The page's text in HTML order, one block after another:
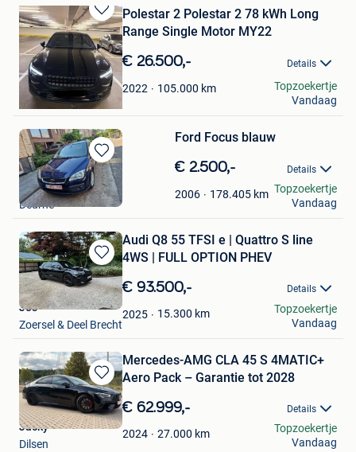
Bewaren
in
Mijn
Favorieten
Polestar 2 Polestar 2 78 kWh Long
Range Single Motor MY22
€ 26.500,- Details
2022 105.000 km
Loïk Eyers
Brussel
Topzoekertje
Vandaag
Bewaren
in
Mijn
Favorieten
Ford Focus blauw
€ 2.500,- Details
2006 178.405 km
eka
Deurne
Topzoekertje
Vandaag
Bewaren
in
Mijn
Favorieten
Audi Q8 55 TFSI e | Quattro S line
4WS | FULL OPTION PHEV
€ 93.500,- Details
2025 15.300 km
Jos
Zoersel & Deel Brecht
Topzoekertje
Vandaag
Bewaren
in
Mijn
Favorieten
Mercedes-AMG CLA 45 S 4MATIC+
Aero Pack – Garantie tot 2028
€ 62.999,- Details
2024 27.000 km
Jacky
Dilsen
Topzoekertje
Vandaag